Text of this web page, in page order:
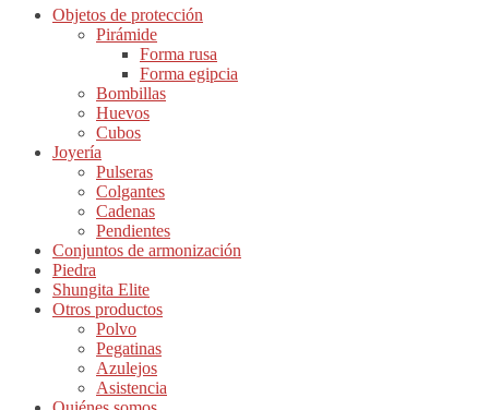
Objetos de protección
Pirámide
Forma rusa
Forma egipcia
Bombillas
Huevos
Cubos
Joyería
Pulseras
Colgantes
Cadenas
Pendientes
Conjuntos de armonización
Piedra
Shungita Elite
Otros productos
Polvo
Pegatinas
Azulejos
Asistencia